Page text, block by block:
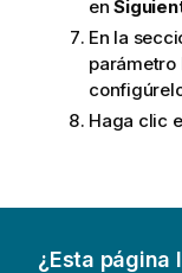
en
En la
parámetro
Haga clic
¿Esta página